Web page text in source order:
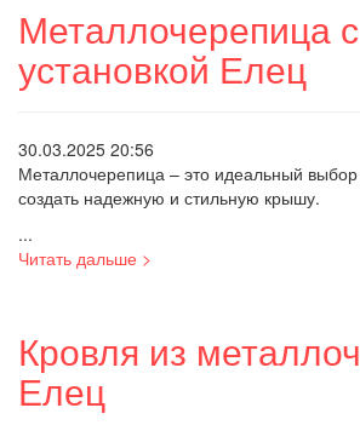
Металлочерепица с
установкой Елец
30.03.2025 20:56
Металлочерепица – это идеальный выбор
создать надежную и стильную крышу.
...
Читать дальше >
Кровля из
Елец